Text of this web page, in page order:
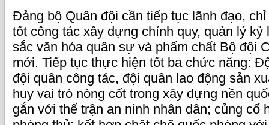
Đảng bộ Quân đội cần tiếp tục lãnh đạo,
tốt công tác xây dựng chính quy, quản lý kỷ
sắc văn hóa quân sự và phẩm chất Bộ đội
mới. Tiếp tục thực hiện tốt ba chức năng:
đội quân công tác, đội quân lao động sản
huy vai trò nòng cốt trong xây dựng nền
gắn với thế trận an ninh nhân dân; củng cố